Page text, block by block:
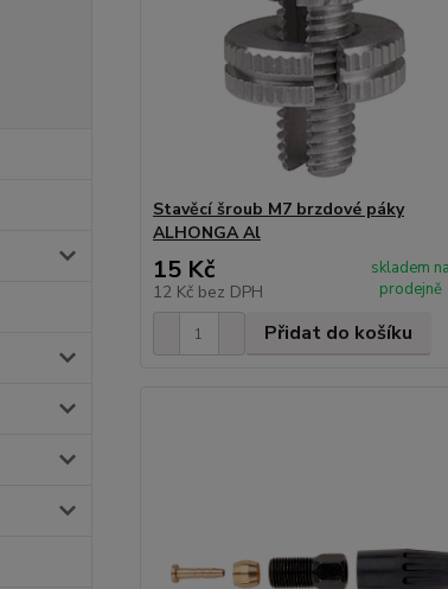
Stavěcí šroub M7 brzdové páky
ALHONGA Al
15 Kč
12 Kč bez DPH
skladem na
prodejně
Přidat do košíku